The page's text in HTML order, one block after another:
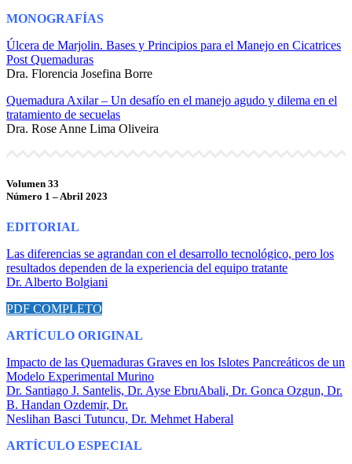
MONOGRAFÍAS
Úlcera de Marjolin. Bases y Principios para el Manejo en Cicatrices
Post Quemaduras
Dra. Florencia Josefina Borre
Quemadura Axilar – Un desafío en el manejo agudo y dilema en el
tratamiento de secuelas
Dra. Rose Anne Lima Oliveira
Volumen 33
Número 1 – Abril 2023
EDITORIAL
Las diferencias se agrandan con el desarrollo tecnológico, pero los
resultados dependen de la experiencia del equipo tratante
Dr. Alberto Bolgiani
PDF COMPLETO
ARTÍCULO ORIGINAL
Impacto de las Quemaduras Graves en los Islotes Pancreáticos de un
Modelo Experimental Murino
Dr. Santiago J. Santelis, Dr. Ayse EbruAbali, Dr. Gonca Ozgun, Dr.
B. Handan Ozdemir, Dr.
Neslihan Basci Tutuncu, Dr. Mehmet Haberal
ARTÍCULO ESPECIAL